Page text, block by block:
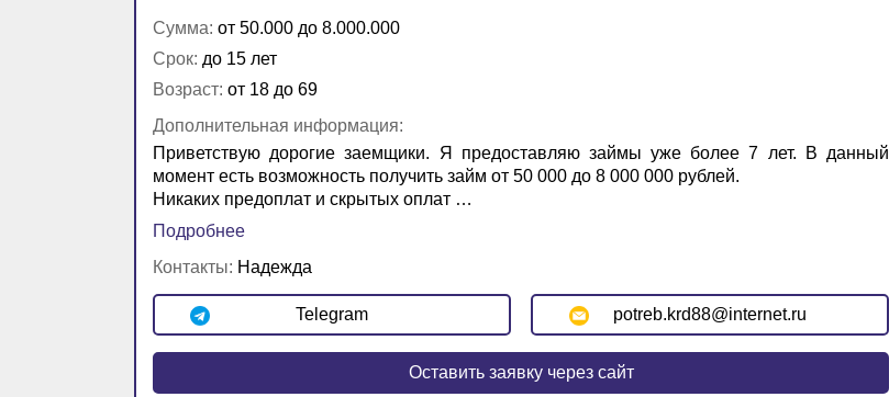
Сумма: от 50.000 до 8.000.000
Срок: до 15 лет
Возраст: от 18 до 69
Дополнительная информация:
Приветствую дорогие заемщики. Я предоставляю займы уже более 7 лет. В данный
момент есть возможность получить займ от 50 000 до 8 000 000 рублей.
Никаких предоплат и скрытых оплат …
Подробнее
Контакты: Надежда
Telegram potreb.krd88@internet.ru
Оставить заявку через сайт